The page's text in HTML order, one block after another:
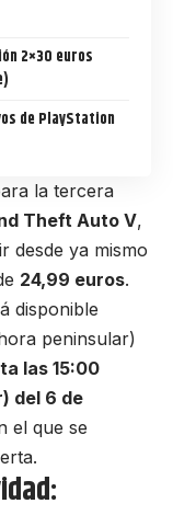
2×30 euros
de PlayStation
la tercera
Theft Auto V,
desde ya mismo
24,99 euros.
disponible
peninsular)
las 15:00
del 6 de
el que se